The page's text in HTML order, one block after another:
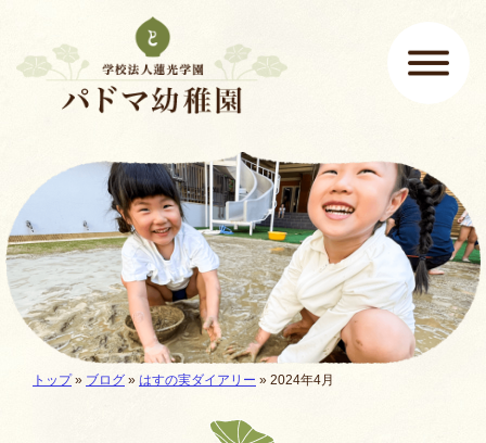
メインメニュー
ここから本文です。
現在地:
トップ» ブログ » はすの実ダイアリー » 2024年4月